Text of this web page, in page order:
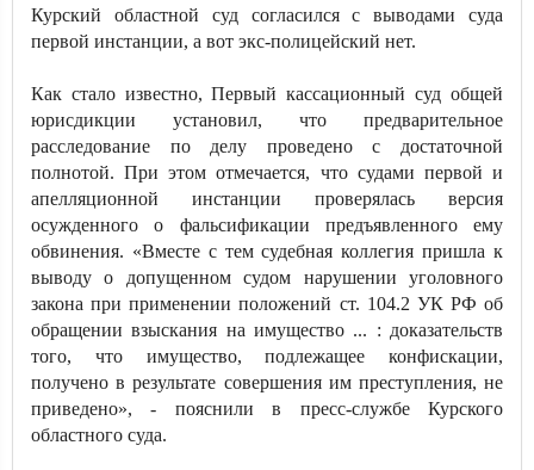
Курский областной суд согласился с выводами суда
первой инстанции, а вот экс-полицейский нет.
Как стало известно, Первый кассационный суд общей
юрисдикции установил, что предварительное
расследование по делу проведено с достаточной
полнотой. При этом отмечается, что судами первой и
апелляционной инстанции проверялась версия
осужденного о фальсификации предъявленного ему
обвинения. «Вместе с тем судебная коллегия пришла к
выводу о допущенном судом нарушении уголовного
закона при применении положений ст. 104.2 УК РФ об
обращении взыскания на имущество ... : доказательств
того, что имущество, подлежащее конфискации,
получено в результате совершения им преступления, не
приведено», - пояснили в пресс-службе Курского
областного суда.